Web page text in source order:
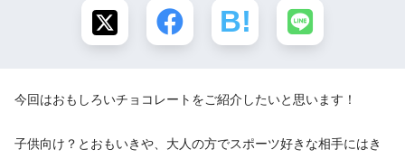
今回はおもしろいチョコレートをご紹介したいと思います！
子供向け？とおもいきや、大人の方でスポーツ好きな相手にはき